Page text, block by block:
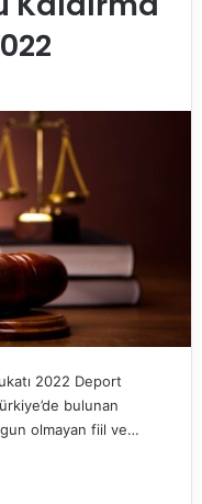
2022 Deport
bulunan
olmayan fiil ve…